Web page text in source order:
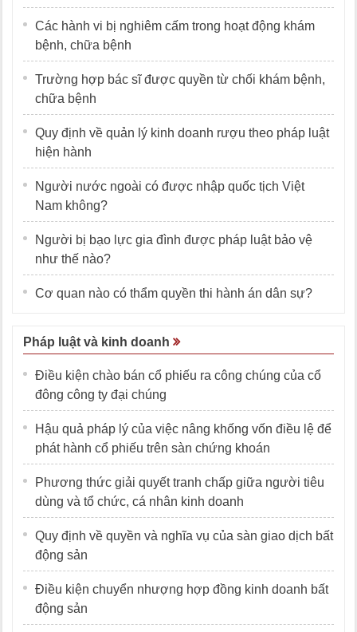
Các hành vi bị nghiêm cấm trong hoạt động khám
bệnh, chữa bệnh
Trường hợp bác sĩ được quyền từ chối khám bệnh,
chữa bệnh
Quy định về quản lý kinh doanh rượu theo pháp luật
hiện hành
Người nước ngoài có được nhập quốc tịch Việt
Nam không?
Người bị bạo lực gia đình được pháp luật bảo vệ
như thế nào?
Cơ quan nào có thẩm quyền thi hành án dân sự?
Pháp luật và kinh doanh
Điều kiện chào bán cổ phiếu ra công chúng của cổ
đông công ty đại chúng
Hậu quả pháp lý của việc nâng khống vốn điều lệ để
phát hành cổ phiếu trên sàn chứng khoán
Phương thức giải quyết tranh chấp giữa người tiêu
dùng và tổ chức, cá nhân kinh doanh
Quy định về quyền và nghĩa vụ của sàn giao dịch bất
động sản
Điều kiện chuyển nhượng hợp đồng kinh doanh bất
động sản